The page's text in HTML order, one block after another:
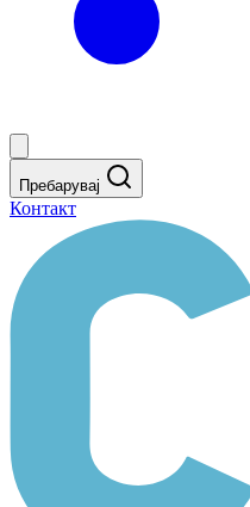
Пребарувај
Контакт